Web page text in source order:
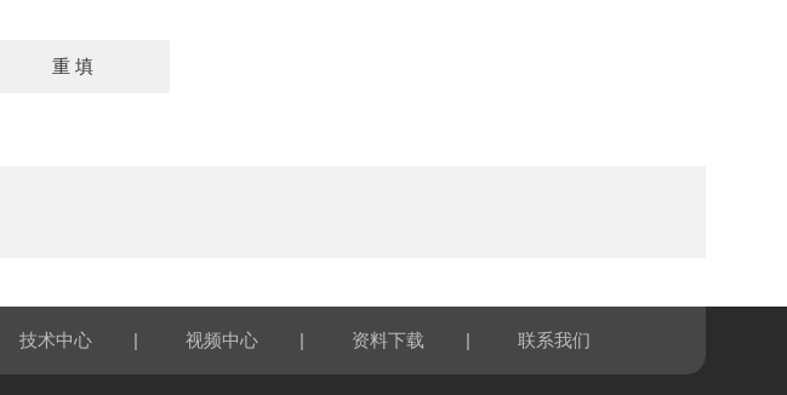
技术中心 | 视频中心 | 资料下载 | 联系我们